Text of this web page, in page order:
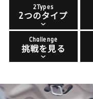
2Types
2つのタイプ
Challenge
挑戦を見る